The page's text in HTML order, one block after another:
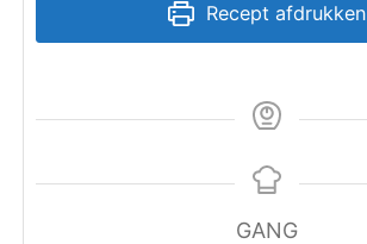
Recept afdrukken
GANG